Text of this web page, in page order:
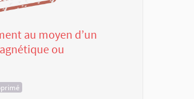
au moyen d’un
ou